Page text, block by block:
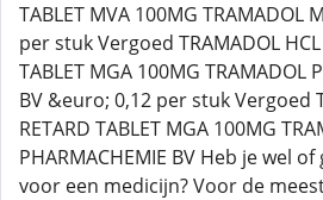
TABLET MVA 100MG TRAMADOL
per stuk Vergoed TRAMADOL HCL
TABLET MGA 100MG TRAMADOL
BV &euro; 0,12 per stuk Vergoed
RETARD TABLET MGA 100MG
PHARMACHEMIE BV Heb je wel
voor een medicijn? Voor de